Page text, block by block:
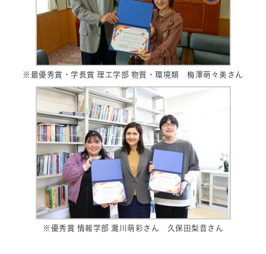
※最優秀賞・学長賞 理工学部 物質・環境類 梅澤萌々美さん
※優秀賞 情報学部 瀧川萌彩さん 久保田梨音さん